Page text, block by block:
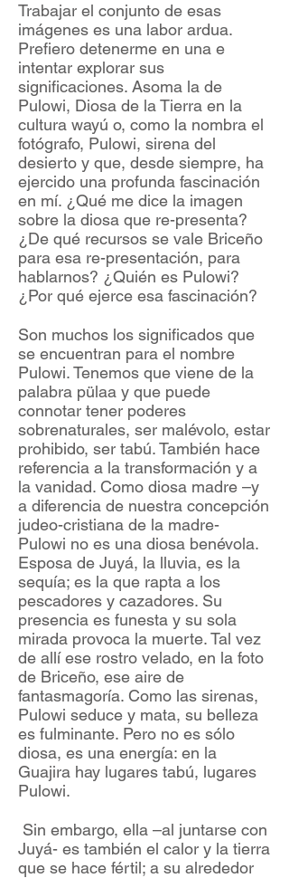
Trabajar el conjunto de esas
imágenes es una labor ardua.
Prefiero detenerme en una e
intentar explorar sus
significaciones. Asoma la de
Pulowi, Diosa de la Tierra en la
cultura wayú o, como la nombra el
fotógrafo, Pulowi, sirena del
desierto y que, desde siempre, ha
ejercido una profunda fascinación
en mí. ¿Qué me dice la imagen
sobre la diosa que re-presenta?
¿De qué recursos se vale Briceño
para esa re-presentación, para
hablarnos? ¿Quién es Pulowi?
¿Por qué ejerce esa fascinación?
Son muchos los significados que
se encuentran para el nombre
Pulowi. Tenemos que viene de la
palabra pülaa y que puede
connotar tener poderes
sobrenaturales, ser malévolo, estar
prohibido, ser tabú. También hace
referencia a la transformación y a
la vanidad. Como diosa madre –y
a diferencia de nuestra concepción
judeo-cristiana de la madre-
Pulowi no es una diosa benévola.
Esposa de Juyá, la lluvia, es la
sequía; es la que rapta a los
pescadores y cazadores. Su
presencia es funesta y su sola
mirada provoca la muerte. Tal vez
de allí ese rostro velado, en la foto
de Briceño, ese aire de
fantasmagoría. Como las sirenas,
Pulowi seduce y mata, su belleza
es fulminante. Pero no es sólo
diosa, es una energía: en la
Guajira hay lugares tabú, lugares
Pulowi.
Sin embargo, ella –al juntarse con
Juyá- es también el calor y la tierra
que se hace fértil; a su alrededor